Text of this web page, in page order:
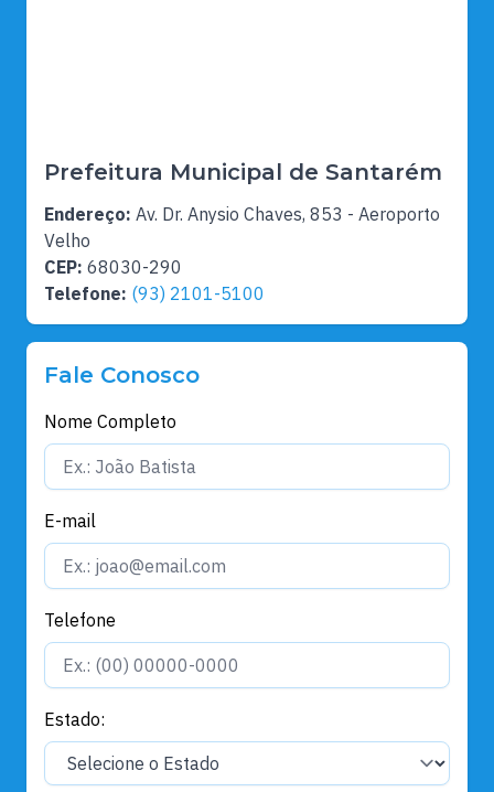
Prefeitura Municipal de Santarém
Endereço: Av. Dr. Anysio Chaves, 853 - Aeroporto
Velho
CEP: 68030-290
Telefone: (93) 2101-5100
Fale Conosco
Nome Completo
E-mail
Telefone
Estado: